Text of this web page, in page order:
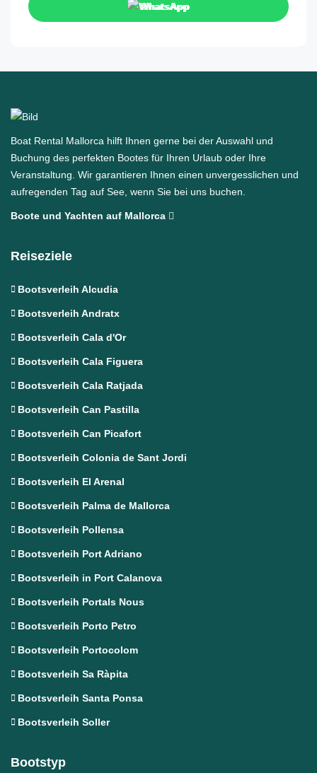
WhatsApp
Boat Rental Mallorca hilft Ihnen gerne bei der Auswahl und
Buchung des perfekten Bootes für Ihren Urlaub oder Ihre
Veranstaltung. Wir garantieren Ihnen einen unvergesslichen und
aufregenden Tag auf See, wenn Sie bei uns buchen.
Boote und Yachten auf Mallorca
Reiseziele
Bootsverleih Alcudia
Bootsverleih Andratx
Bootsverleih Cala d'Or
Bootsverleih Cala Figuera
Bootsverleih Cala Ratjada
Bootsverleih Can Pastilla
Bootsverleih Can Picafort
Bootsverleih Colonia de Sant Jordi
Bootsverleih El Arenal
Bootsverleih Palma de Mallorca
Bootsverleih Pollensa
Bootsverleih Port Adriano
Bootsverleih in Port Calanova
Bootsverleih Portals Nous
Bootsverleih Porto Petro
Bootsverleih Portocolom
Bootsverleih Sa Ràpita
Bootsverleih Santa Ponsa
Bootsverleih Soller
Bootstyp